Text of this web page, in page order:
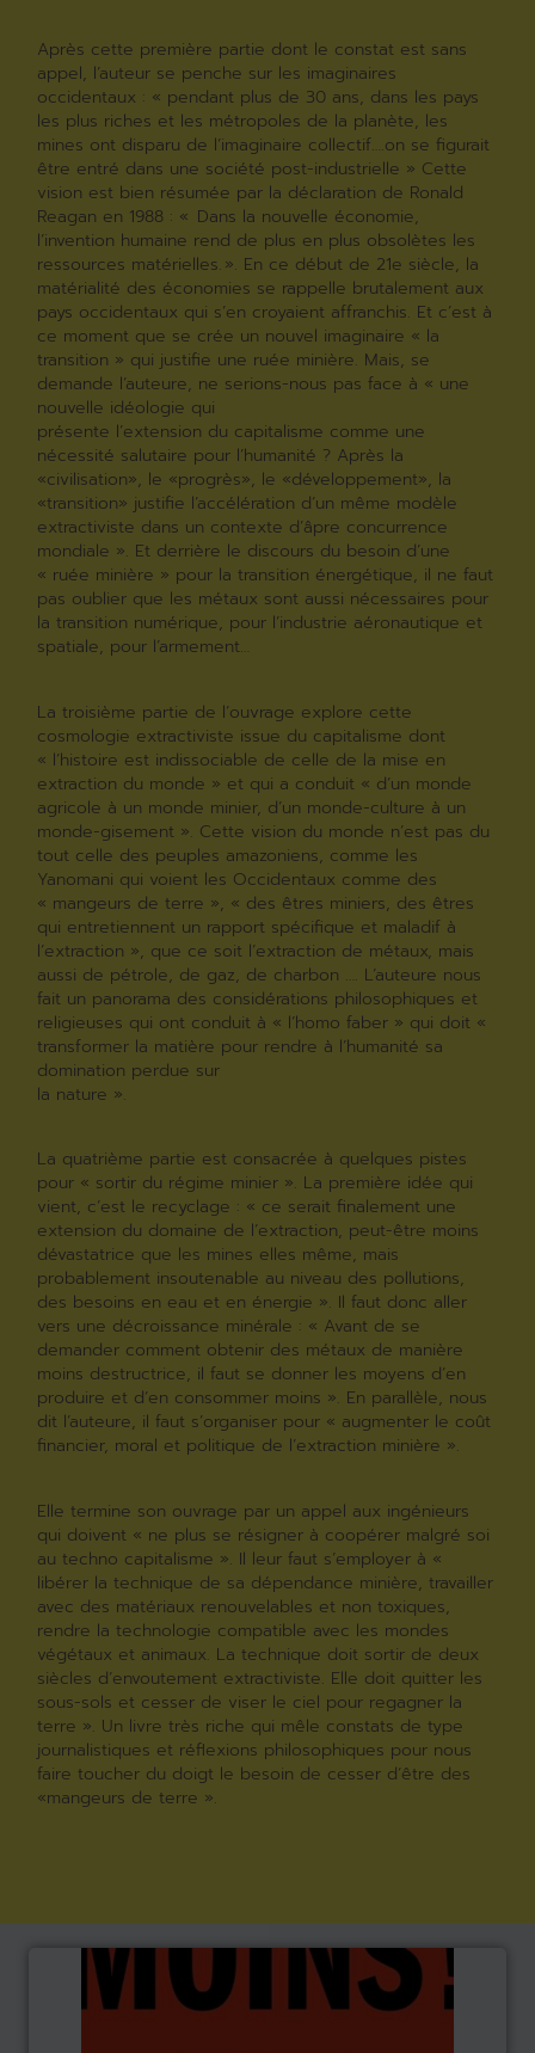
Après cette première partie dont le constat est sans
appel, l’auteur se penche sur les imaginaires
occidentaux : « pendant plus de 30 ans, dans les pays
les plus riches et les métropoles de la planète, les
mines ont disparu de l’imaginaire collectif….on se figurait
être entré dans une société post-industrielle » Cette
vision est bien résumée par la déclaration de Ronald
Reagan en 1988 : « Dans la nouvelle économie,
l’invention humaine rend de plus en plus obsolètes les
ressources matérielles. ». En ce début de 21e siècle, la
matérialité des économies se rappelle brutalement aux
pays occidentaux qui s’en croyaient affranchis. Et c’est à
ce moment que se crée un nouvel imaginaire « la
transition » qui justifie une ruée minière. Mais, se
demande l’auteure, ne serions-nous pas face à « une
nouvelle idéologie qui
présente l’extension du capitalisme comme une
nécessité salutaire pour l’humanité ? Après la
«civilisation», le «progrès», le «développement», la
«transition» justifie l’accélération d’un même modèle
extractiviste dans un contexte d’âpre concurrence
mondiale ». Et derrière le discours du besoin d’une
« ruée minière » pour la transition énergétique, il ne faut
pas oublier que les métaux sont aussi nécessaires pour
la transition numérique, pour l’industrie aéronautique et
spatiale, pour l’armement…
La troisième partie de l’ouvrage explore cette
cosmologie extractiviste issue du capitalisme dont
« l’histoire est indissociable de celle de la mise en
extraction du monde » et qui a conduit « d’un monde
agricole à un monde minier, d’un monde-culture à un
monde-gisement ». Cette vision du monde n’est pas du
tout celle des peuples amazoniens, comme les
Yanomani qui voient les Occidentaux comme des
« mangeurs de terre », « des êtres miniers, des êtres
qui entretiennent un rapport spécifique et maladif à
l’extraction », que ce soit l’extraction de métaux, mais
aussi de pétrole, de gaz, de charbon …. L’auteure nous
fait un panorama des considérations philosophiques et
religieuses qui ont conduit à « l’homo faber » qui doit «
transformer la matière pour rendre à l’humanité sa
domination perdue sur
la nature ».
La quatrième partie est consacrée à quelques pistes
pour « sortir du régime minier ». La première idée qui
vient, c’est le recyclage : « ce serait finalement une
extension du domaine de l’extraction, peut-être moins
dévastatrice que les mines elles même, mais
probablement insoutenable au niveau des pollutions,
des besoins en eau et en énergie ». Il faut donc aller
vers une décroissance minérale : « Avant de se
demander comment obtenir des métaux de manière
moins destructrice, il faut se donner les moyens d’en
produire et d’en consommer moins ». En parallèle, nous
dit l’auteure, il faut s’organiser pour « augmenter le coût
financier, moral et politique de l’extraction minière ».
Elle termine son ouvrage par un appel aux ingénieurs
qui doivent « ne plus se résigner à coopérer malgré soi
au techno capitalisme ». Il leur faut s’employer à «
libérer la technique de sa dépendance minière, travailler
avec des matériaux renouvelables et non toxiques,
rendre la technologie compatible avec les mondes
végétaux et animaux. La technique doit sortir de deux
siècles d’envoutement extractiviste. Elle doit quitter les
sous-sols et cesser de viser le ciel pour regagner la
terre ». Un livre très riche qui mêle constats de type
journalistiques et réflexions philosophiques pour nous
faire toucher du doigt le besoin de cesser d’être des
«mangeurs de terre ».